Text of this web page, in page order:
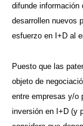
difunde información
desarrollen nuevos
esfuerzo en I+D al
Puesto que las
objeto de
entre empresas y/o
inversión en I+D (y